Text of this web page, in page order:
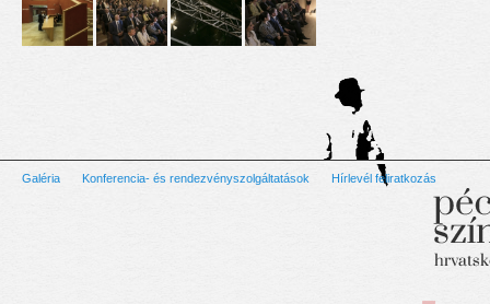
Galéria Konferencia- és rendezvényszolgáltatások Hírlevél feliratkozás